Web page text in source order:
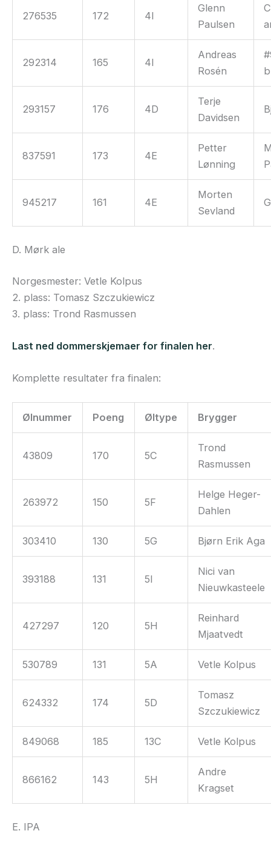
276535 172 4I
Glenn
Paulsen
292314 165 4I
Andreas
Rosén
293157 176 4D
Terje
Davidsen
837591 173 4E
Petter
Lønning
945217 161 4E
Morten
Sevland
D. Mørk ale
Norgesmester: Vetle Kolpus
2. plass: Tomasz Szczukiewicz
3. plass: Trond Rasmussen
Last ned dommerskjemaer for finalen her.
Komplette resultater fra finalen:
Ølnummer Poeng Øltype Brygger
43809 170 5C
Trond
Rasmussen
263972 150 5F
Helge Heger-
Dahlen
303410 130 5G Bjørn Erik Aga
393188 131 5I
Nici van
Nieuwkasteele
427297 120 5H
Reinhard
Mjaatvedt
530789 131 5A Vetle Kolpus
624332 174 5D
Tomasz
Szczukiewicz
849068 185 13C Vetle Kolpus
866162 143 5H
Andre
Kragset
E. IPA